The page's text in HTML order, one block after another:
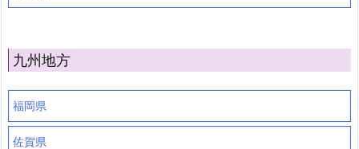
九州地方
福岡県
佐賀県